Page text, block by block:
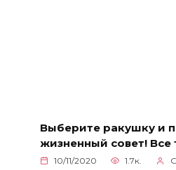
Выберите ракушку и
жизненный совет! Все
10/11/2020 1.7к.